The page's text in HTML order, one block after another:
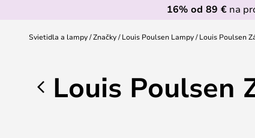
16% od 89 €na
Svietidla a lampy Značky Louis Poulsen Lampy Louis Poulsen
Louis Poulsen